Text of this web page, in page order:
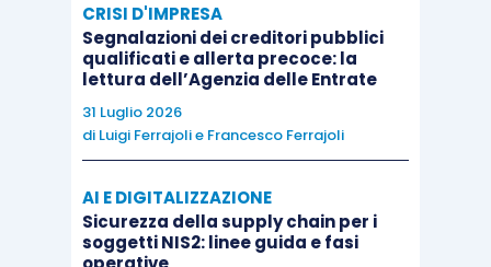
deve contenere tutti i
identificare il contribuente, l’importo
versato e quello di cui si chiede il
rimborso, nonché i dati identificativi della
pertinenza che è stata computata
CRISI D'IMPRESA
Segnalazioni dei creditori pubblici
qualificati e allerta precoce: la
lettura dell’Agenzia delle Entrate
31 Luglio 2026
di Luigi Ferrajolie Francesco Ferrajoli
AI E DIGITALIZZAZIONE
Sicurezza della supply chain per i
soggetti NIS2: linee guida e fasi